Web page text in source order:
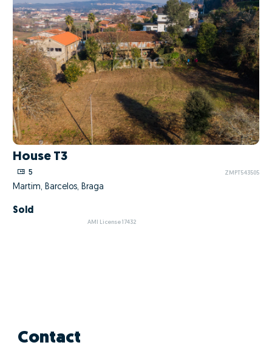
House T3
5 ZMPT543505
Martim, Barcelos, Braga
Sold
AMI License 17432
Contact